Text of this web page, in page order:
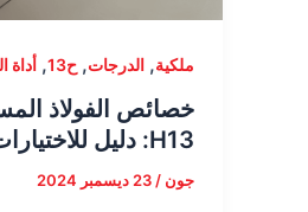
ملكية, الدرجات, ح13 , أداة
خصائص الفولاذ
H13: دليل للاختيارات الصحيحة
جون /23 ديسمبر 2024